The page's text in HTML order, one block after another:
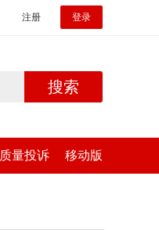
注册 登录
搜索
质量投诉 移动版